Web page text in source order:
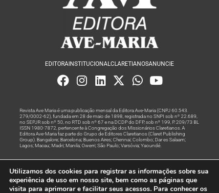
EDITORA INSTITUCIONALCLARETIANOSANUNCIE
Revista Ave Maria é uma publicação mensal da Editora Ave-Maria (CNPJ 60.543.
279/0002-62), fundada em 28 de maio de 1898, registrada no SNPI sob nº 22.689,
no SEPJR sob nº 50, no RTD sob nº 67 e na DCDP do DFP, sob nº 199, P. 209/73 BL
ISSN 1980-7872, pertencente à Congregação dos Missionários Claretianos. A
Editora Ave-Maria faz parte do Grupo de Editores Claretianos (Claret Publishing
Group). Bangalore; Barcelona; Buenos Aires; Chennai; Colombo; Dar es Salaam;
Lagos; Macau; Madri; Manila; Owerri; São Paulo; Varsóvia; Yaoundé.
Rede
© Todos os Direitos Reservados
Utilizamos dos cookies para registrar as informações sobre sua
experiência de uso em nosso site, bem como as páginas que
visita para aprimorar e facilitar seus acessos. Para conhecer os